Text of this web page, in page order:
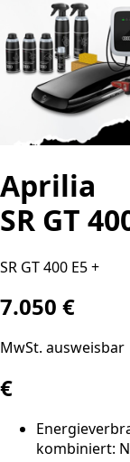
Aprilia
SR GT
SR GT 400 E5 +
7.050 €
MwSt. ausweisbar
€
kombiniert: